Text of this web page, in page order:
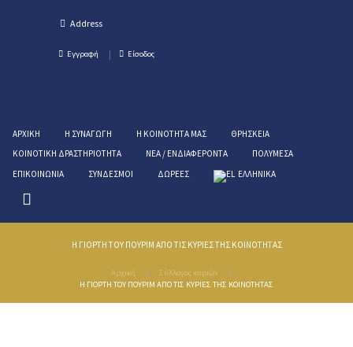
Εγγραφή Είσοδος
ΑΡΧΙΚΉ Η ΣΥΝΑΓΩΓΉ Η ΚΟΙΝΌΤΗΤΑ ΜΑΣ
ΘΡΗΣΚΕΊΑ
ΚΟΙΝΟΤΙΚΉ ΔΡΑΣΤΗΡΙΌΤΗΤΑ
ΝΈΑ / ΕΝΔΙΑΦΈΡΟΝΤΑ
ΠΟΛΥΜΈΣΑ
ΕΠΙΚΟΙΝΩΝΊΑ
ΣΎΝΔΕΣΜΟΙ ΔΩΡΕΈΣ ΕΛΛΗΝΙΚΑ
Η ΓΙΟΡΤΗ ΤΟΥ ΠΟΥΡΙΜ ΑΠΟ ΤΙΣ ΚΥΡΙΕΣ ΤΗΣ ΚΟΙΝΟΤΗΤΑΣ
Αρχική
Σύλλογος κυριών
Η ΓΙΟΡΤΗ ΤΟΥ ΠΟΥΡΙΜ ΑΠΟ ΤΙΣ ΚΥΡΙΕΣ ΤΗΣ ΚΟΙΝΟΤΗΤΑΣ